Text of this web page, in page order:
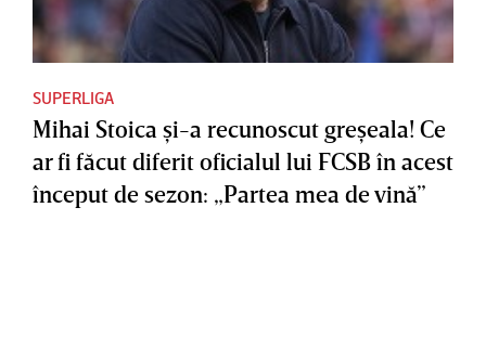
SUPERLIGA
Mihai Stoica şi-a recunoscut greşeala! Ce
ar fi făcut diferit oficialul lui FCSB în acest
început de sezon: „Partea mea de vină”